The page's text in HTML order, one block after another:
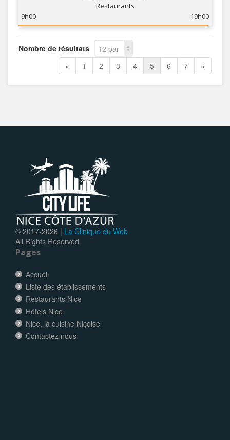
Restaurants
9h00
19h00
Nombre de résultats
12 par
page
« 1 2 3 4 5 6 7 »
© 2017-2026 | La Clinique du Web
All Rights Reserved
Pages
Accueil
Liste des établissements
Restaurants Nice
Hôtels Nice
Nice, la cuisine Niçoise
Contactez nous